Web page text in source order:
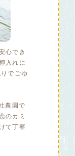
心でき
入れに
でごゆ
農園で
のカミ
て丁寧